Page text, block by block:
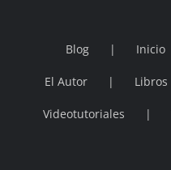
Blog Inicio
El Autor Libros
Videotutoriales